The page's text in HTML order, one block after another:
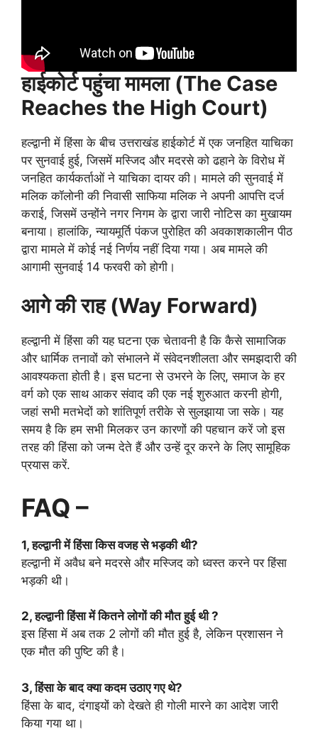
हाईकोर्ट पहुंचा मामला (The Case
Reaches the High Court)
हल्द्वानी में हिंसा के बीच उत्तराखंड हाईकोर्ट में एक जनहित याचिका
पर सुनवाई हुई, जिसमें मस्जिद और मदरसे को ढहाने के विरोध में
जनहित कार्यकर्ताओं ने याचिका दायर की। मामले की सुनवाई में
मलिक कॉलोनी की निवासी साफिया मलिक ने अपनी आपत्ति दर्ज
कराई, जिसमें उन्होंने नगर निगम के द्वारा जारी नोटिस का मुखायम
बनाया। हालांकि, न्यायमूर्ति पंकज पुरोहित की अवकाशकालीन पीठ
द्वारा मामले में कोई नई निर्णय नहीं दिया गया। अब मामले की
आगामी सुनवाई 14 फरवरी को होगी।
आगे की राह (Way Forward)
हल्द्वानी में हिंसा की यह घटना एक चेतावनी है कि कैसे सामाजिक
और धार्मिक तनावों को संभालने में संवेदनशीलता और समझदारी की
आवश्यकता होती है। इस घटना से उभरने के लिए, समाज के हर
वर्ग को एक साथ आकर संवाद की एक नई शुरुआत करनी होगी,
जहां सभी मतभेदों को शांतिपूर्ण तरीके से सुलझाया जा सके। यह
समय है कि हम सभी मिलकर उन कारणों की पहचान करें जो इस
तरह की हिंसा को जन्म देते हैं और उन्हें दूर करने के लिए सामूहिक
प्रयास करें.
FAQ –
1, हल्द्वानी में हिंसा किस वजह से भड़की थी?
हल्द्वानी में अवैध बने मदरसे और मस्जिद को ध्वस्त करने पर हिंसा
भड़की थी।
2, हल्द्वानी हिंसा में कितने लोगों की मौत हुई थी ?
इस हिंसा में अब तक 2 लोगों की मौत हुई है, लेकिन प्रशासन ने
एक मौत की पुष्टि की है।
3, हिंसा के बाद क्या कदम उठाए गए थे?
हिंसा के बाद, दंगाइयों को देखते ही गोली मारने का आदेश जारी
किया गया था।